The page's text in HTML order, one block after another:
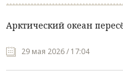
Арктический океан
29 мая 2026 / 17:04